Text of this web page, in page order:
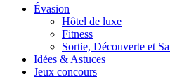
Évasion
Hôtel de luxe
Fitness
Sortie, Découverte et
Idées & Astuces
Jeux concours